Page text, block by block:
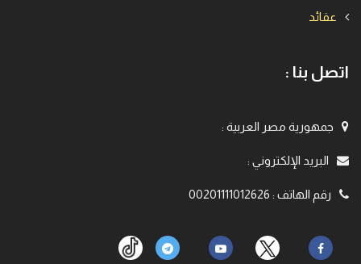
عقائد
اتصل بنا :
جمهورية مصر العربية :
البريد الإلكتروني :
رقم الهاتف :
00201111012626